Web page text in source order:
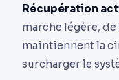
Récupération
marche légère,
maintiennent la
surcharger le